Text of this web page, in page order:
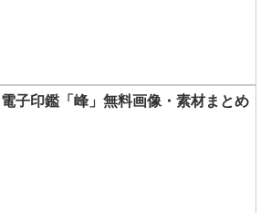
電子印鑑「峰」無料画像・素材まとめ